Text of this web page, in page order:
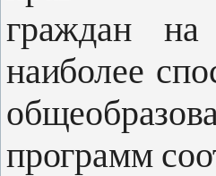
граждан на
наиболее
программ